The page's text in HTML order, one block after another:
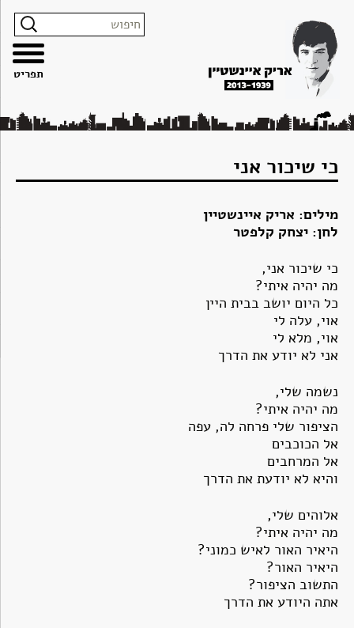
האתר
הצהרת
נגישות
לתוכן
קשר
כי שיכור אני
מילים: אריק איינשטיין
לחן: יצחק קלפטר
כי שיכור אני,
מה יהיה איתי?
כל היום יושב בבית היין
אוי, עלה לי
אוי, מלא לי
אני לא יודע את הדרך
נשמה שלי,
מה יהיה איתי?
הציפור שלי פרחה לה, עפה
אל הכוכבים
אל המרחבים
והיא לא יודעת את הדרך
אלוהים שלי,
מה יהיה איתי?
היאיר האור לאיש כמוני?
היאיר האור?
התשוב הציפור?
אתה היודע את הדרך
תפריט